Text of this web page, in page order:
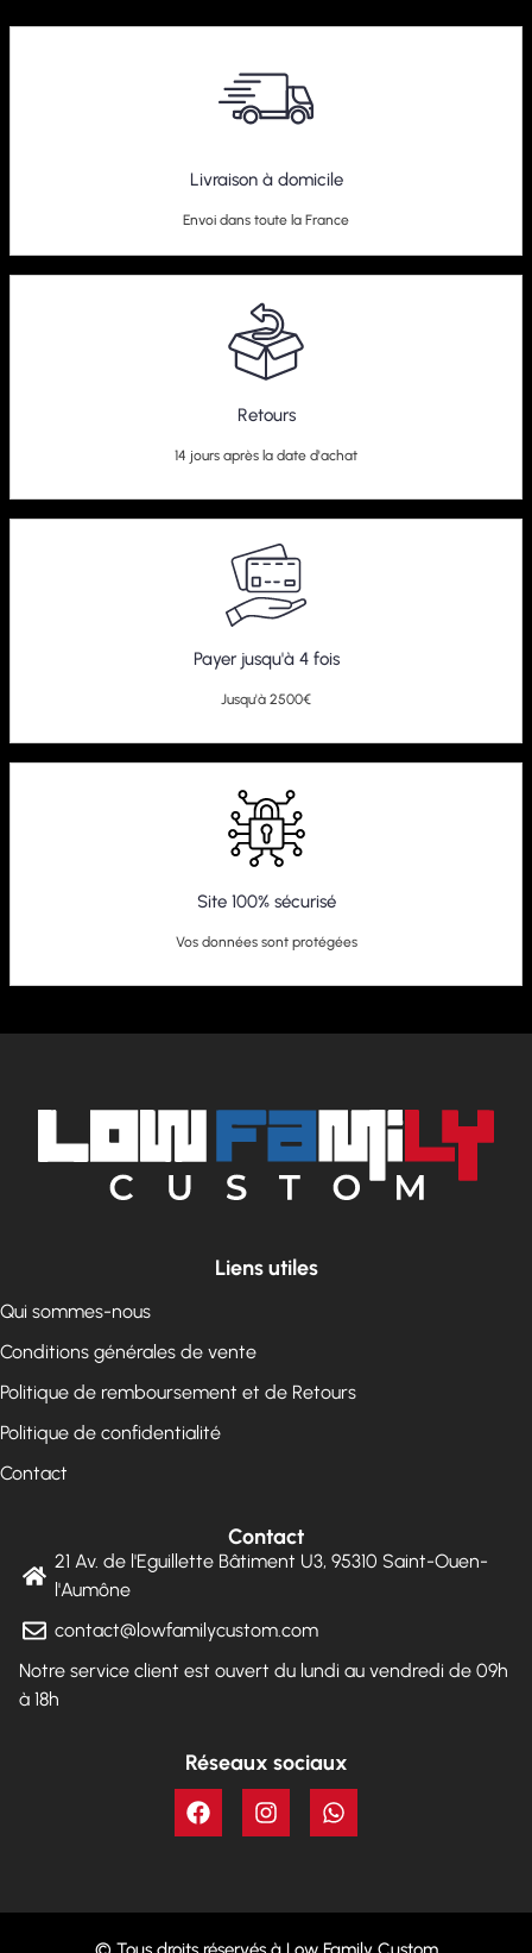
Livraison à domicile
Envoi dans toute la France
Retours
14 jours après la date d'achat
Payer jusqu'à 4 fois
Jusqu'à 2500€
Site 100% sécurisé
Vos données sont protégées
Liens utiles
Qui sommes-nous
Conditions générales de vente
Politique de remboursement et de Retours
Politique de confidentialité
Contact
Contact
21 Av. de l'Eguillette Bâtiment U3, 95310 Saint-Ouen-
l'Aumône
contact@lowfamilycustom.com
Notre service client est ouvert du lundi au vendredi de 09h
à 18h
Réseaux sociaux